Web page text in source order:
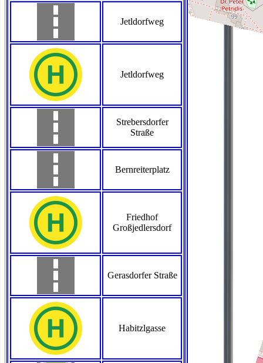
Jetldorfweg
Jetldorfweg
Strebersdorfer
Straße
Bernreiterplatz
Friedhof
Großjedlersdorf
Gerasdorfer Straße
Habitzlgasse